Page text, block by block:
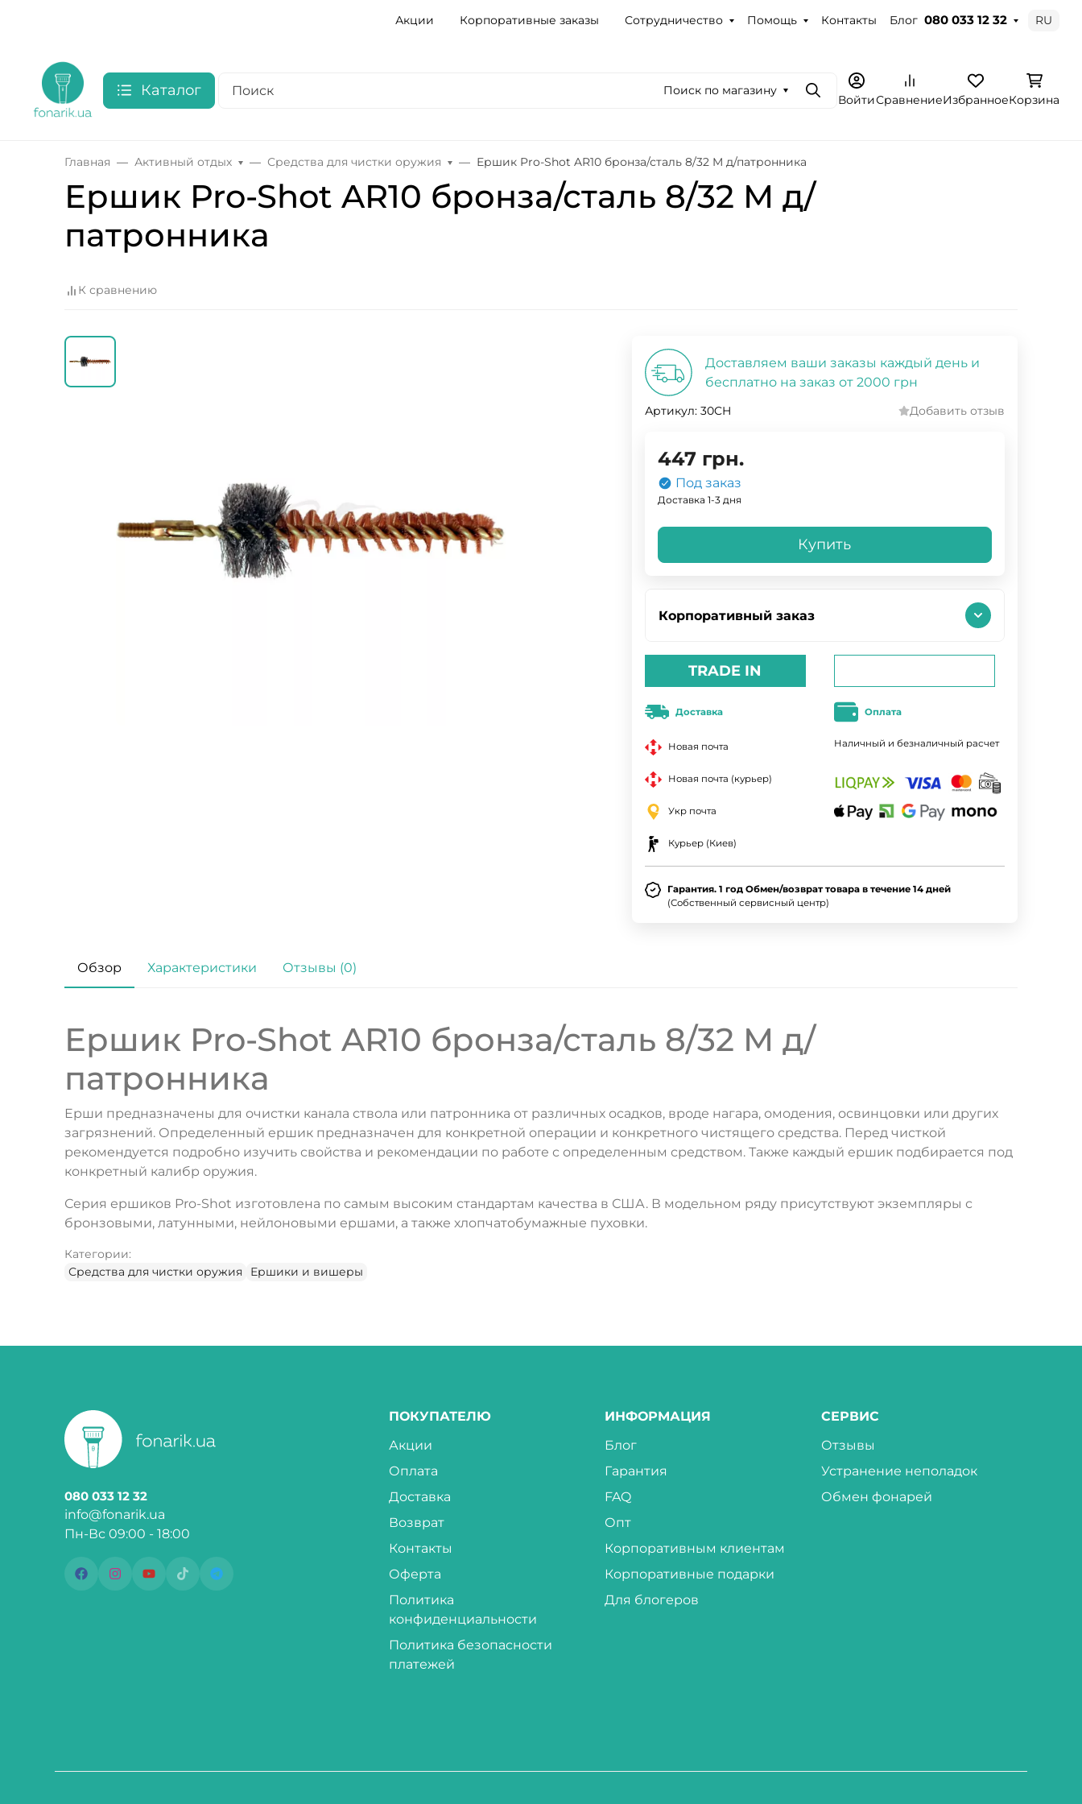
Акции Корпоративные заказы Сотрудничество Помощь Контакты Блог 080 033 12 32 RU
Каталог Поиск по магазину
ПоискВойтиСравнениеИзбранноеКорзина
Главная Активный отдых Средства для чистки оружия Ершик Pro-Shot AR10 бронза/сталь 8/32 M д/патронника
Ершик Pro-Shot AR10 бронза/сталь 8/32 M д/
патронника
К сравнению
Доставляем ваши заказы каждый день и
бесплатно на заказ от 2000 грн
Артикул: 30CH Добавить отзыв
447 грн.
Под заказ
Доставка 1-3 дня
Купить
Корпоративный заказ
TRADE IN
Доставка
Новая почта
Новая почта (курьер)
Укр почта
Курьер (Киев)
Оплата
Наличный и безналичный расчет
Гарантия. 1 год Обмен/возврат товара в течение 14 дней
(Собственный сервисный центр)
Обзор Характеристики Отзывы (0)
Ершик Pro-Shot AR10 бронза/сталь 8/32 M д/
патронника
Ерши предназначены для очистки канала ствола или патронника от различных осадков, вроде нагара, омодения, освинцовки или других
загрязнений. Определенный ершик предназначен для конкретной операции и конкретного чистящего средства. Перед чисткой
рекомендуется подробно изучить свойства и рекомендации по работе с определенным средством. Также каждый ершик подбирается под
конкретный калибр оружия.
Серия ершиков Pro-Shot изготовлена по самым высоким стандартам качества в США. В модельном ряду присутствуют экземпляры с
бронзовыми, латунными, нейлоновыми ершами, а также хлопчатобумажные пуховки.
Категории:
Средства для чистки оружия
Ершики и вишеры
080 033 12 32
info@fonarik.ua
Пн-Вс 09:00 - 18:00
ПОКУПАТЕЛЮ
Акции
Оплата
Доставка
Возврат
Контакты
Оферта
Политика
конфиденциальности
Политика безопасности
платежей
ИНФОРМАЦИЯ
Блог
Гарантия
FAQ
Опт
Корпоративным клиентам
Корпоративные подарки
Для блогеров
СЕРВИС
Отзывы
Устранение неполадок
Обмен фонарей